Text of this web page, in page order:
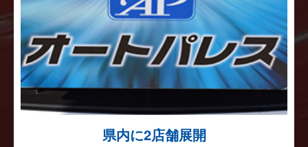
県内に2店舗展開